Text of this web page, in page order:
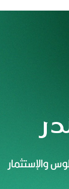
والإستثمار